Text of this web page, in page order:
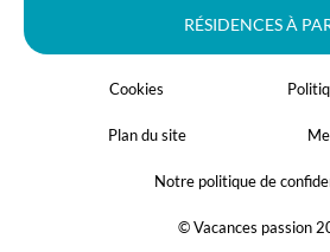
RÉSIDENCES À
Cookies
Plan du site
Notre politique de
© Vacances passion